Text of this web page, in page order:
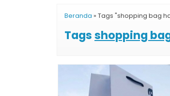
Beranda » Tags "shopping bag
Tagsshopping